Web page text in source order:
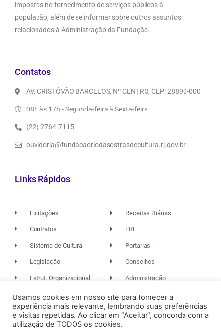
impostos no fornecimento de serviços públicos à
população, além de se informar sobre outros assuntos
relacionados à Administração da Fundação.
Contatos
AV. CRISTÓVÃO BARCELOS, Nº CENTRO, CEP: 28890-000
08h às 17h - Segunda-feira à Sexta-feira
(22) 2764-7115
ouvidoria@fundacaoriodasostrasdecultura.rj.gov.br
Links Rápidos
Licitações
Contratos
Sistema de Cultura
Legislação
Estrut. Organizacional
Receitas Diárias
LRF
Portarias
Conselhos
Administração
© 2026. TODOS OS DIREITOS RESERVADOS.
Usamos cookies em nosso site para fornecer a
experiência mais relevante, lembrando suas preferências
e visitas repetidas. Ao clicar em “Aceitar”, concorda com a
utilização de TODOS os cookies.